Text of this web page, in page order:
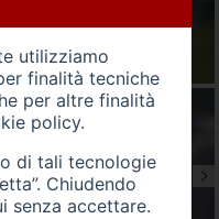
utilizziamo
finalità tecniche
per altre finalità
policy.
di tali tecnologie
Chiudendo
senza accettare.